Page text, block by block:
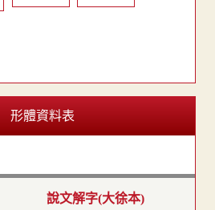
形體資料表
說文解字(大徐本)